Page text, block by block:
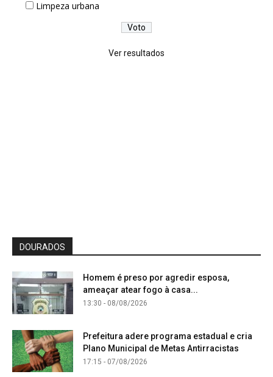
Limpeza urbana
Ver resultados
DOURADOS
Homem é preso por agredir esposa,
ameaçar atear fogo à casa...
13:30 - 08/08/2026
Prefeitura adere programa estadual e cria
Plano Municipal de Metas Antirracistas
17:15 - 07/08/2026